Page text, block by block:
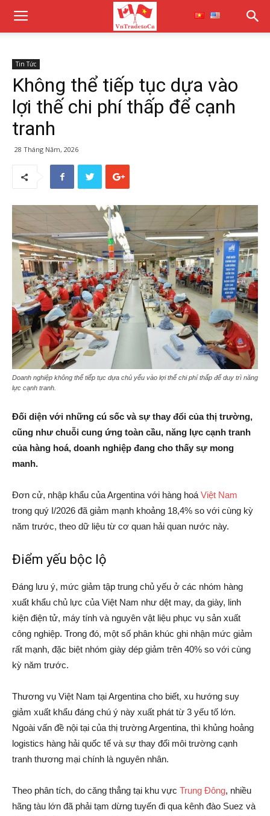
Tin Tức
Không thể tiếp tục dựa vào
lợi thế chi phí thấp để cạnh
tranh
28 Tháng Năm, 2026
Doanh nghiệp không thể tiếp tục dựa chủ yếu vào lợi thế chi phí thấp để duy trì năng
lực cạnh tranh.
Đối diện với những cú sốc và sự thay đổi của thị trường,
cũng như chuỗi cung ứng toàn cầu, năng lực cạnh tranh
của hàng hoá, doanh nghiệp đang cho thấy sự mong
manh.
Đơn cử, nhập khẩu của Argentina với hàng hoáViệt Nam
trong quý I/2026 đã giảm mạnh khoảng 18,4% so với cùng kỳ
năm trước, theo dữ liệu từ cơ quan hải quan nước này.
Điểm yếu bộc lộ
Đáng lưu ý, mức giảm tập trung chủ yếu ở các nhóm hàng
xuất khẩu chủ lực của Việt Nam như dệt may, da giày, linh
kiện điện tử, máy tính và nguyên vật liệu phục vụ sản xuất
công nghiệp. Trong đó, một số phân khúc ghi nhận mức giảm
rất mạnh, đặc biệt nhóm giày dép giảm trên 40% so với cùng
kỳ năm trước.
Thương vụ Việt Nam tại Argentina cho biết, xu hướng suy
giảm xuất khẩu đáng chú ý này xuất phát từ 3 yếu tố lớn.
Ngoài vấn đề nội tại của thị trường Argentina, thì khủng hoảng
logistics hàng hải quốc tế và sự thay đổi môi trường cạnh
tranh thương mại chính là nguyên nhân.
Theo phân tích, do căng thẳng tại khu vực Trung Đông, nhiều
hãng tàu lớn đã phải tạm dừng tuyến đi qua kênh đào Suez và